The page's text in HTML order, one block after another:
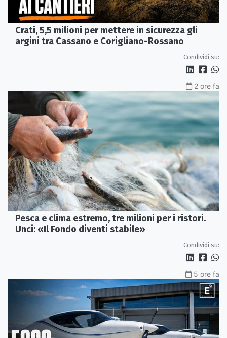
Crati, 5,5 milioni per mettere in sicurezza gli
argini tra Cassano e Corigliano-Rossano
Condividi su:
2 ore fa
Pesca e clima estremo, tre milioni per i ristori.
Unci: «Il Fondo diventi stabile»
Condividi su:
5 ore fa